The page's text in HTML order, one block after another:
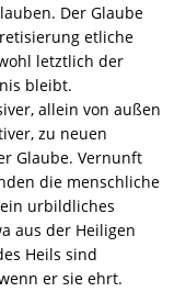
Der Glaube
etliche
letztlich der
bleibt.
allein von außen
zu neuen
Glaube. Vernunft
die menschliche
urbildliches
aus der Heiligen
Heils sind
er sie ehrt.